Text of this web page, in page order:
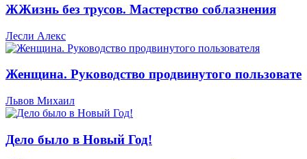
ЖЖизнь без трусов. Мастерство соблазнения
Лесли Алекс
Женщина. Руководство продвинутого
Львов Михаил
Дело было в Новый Год!